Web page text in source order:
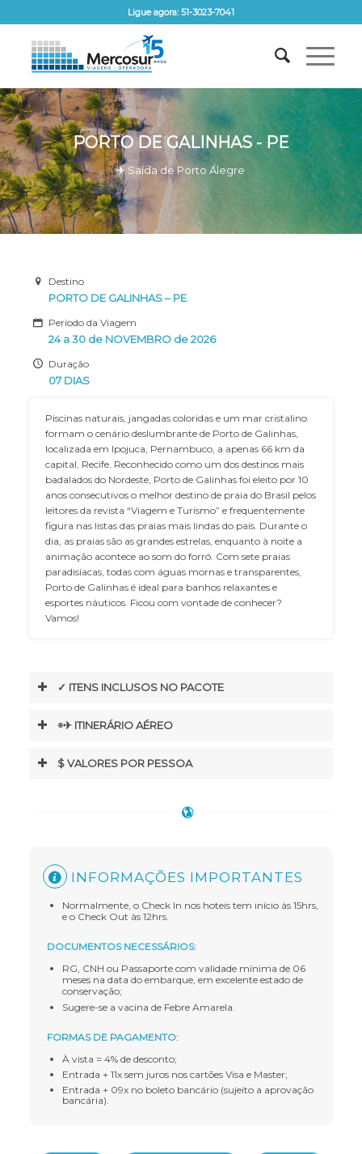
Ligue agora: 51-3023-7041
PORTO DE GALINHAS - PE
✈ Saída de Porto Alegre
Destino
PORTO DE GALINHAS – PE
Período da Viagem
24 a 30 de NOVEMBRO de 2026
Duração
07 DIAS
Piscinas naturais, jangadas coloridas e um mar cristalino
formam o cenário deslumbrante de Porto de Galinhas,
localizada em Ipojuca, Pernambuco, a apenas 66 km da
capital, Recife. Reconhecido como um dos destinos mais
badalados do Nordeste, Porto de Galinhas foi eleito por 10
anos consecutivos o melhor destino de praia do Brasil pelos
leitores da revista “Viagem e Turismo” e frequentemente
figura nas listas das praias mais lindas do país. Durante o
dia, as praias são as grandes estrelas, enquanto à noite a
animação acontece ao som do forró. Com sete praias
paradisíacas, todas com águas mornas e transparentes,
Porto de Galinhas é ideal para banhos relaxantes e
esportes náuticos. Ficou com vontade de conhecer?
Vamos!
✓ ITENS INCLUSOS NO PACOTE
⌯✈︎ ITINERÁRIO AÉREO
$ VALORES POR PESSOA
INFORMAÇÕES IMPORTANTES
Normalmente, o Check In nos hoteis tem início às 15hrs,
e o Check Out às 12hrs.
DOCUMENTOS NECESSÁRIOS:
RG, CNH ou Passaporte com validade mínima de 06
meses na data do embarque, em excelente estado de
conservação;
Sugere-se a vacina de Febre Amarela.
FORMAS DE PAGAMENTO:
À vista = 4% de desconto;
Entrada + 11x sem juros nos cartões Visa e Master;
Entrada + 09x no boleto bancário (sujeito a aprovação
bancária).